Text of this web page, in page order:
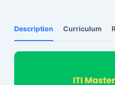
Description Curriculum